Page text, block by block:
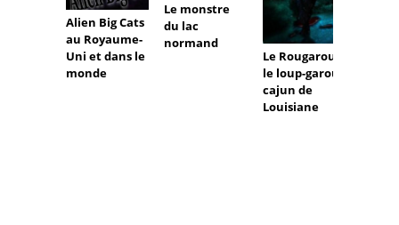
Alien Big Cats
au Royaume-
Uni et dans le
monde
Le monstre
du lac
normand
Le Rougarou:
le loup-garou
cajun de
Louisiane